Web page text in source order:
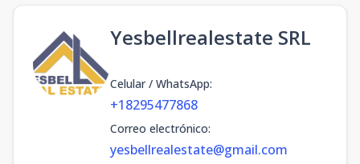
Yesbellrealestate SRL
Celular / WhatsApp:
+18295477868
Correo electrónico:
yesbellrealestate@gmail.com